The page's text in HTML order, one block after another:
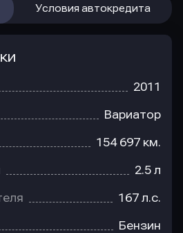
Условия автокредита
2011
Вариатор
154 697 км.
2.5 л
167 л.с.
Бензин